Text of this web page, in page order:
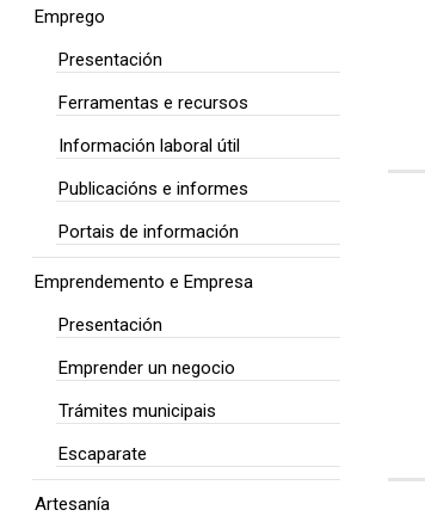
Emprego
Presentación
Ferramentas e recursos
Información laboral útil
Publicacións e informes
Portais de información
Emprendemento e Empresa
Presentación
Emprender un negocio
Trámites municipais
Escaparate
Artesanía